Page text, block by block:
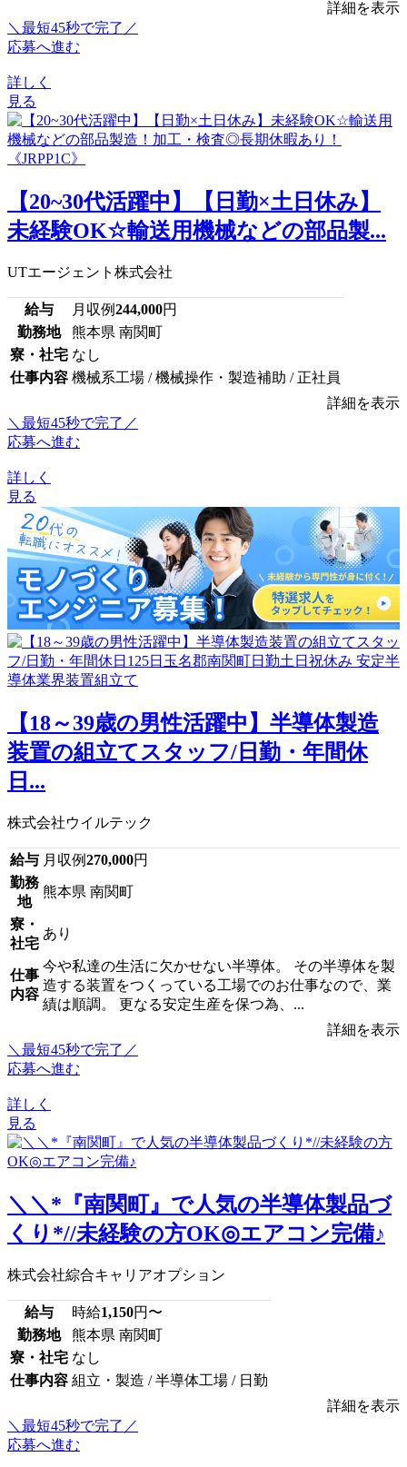
詳細を表示
＼最短45秒で完了／
応募へ進む
詳しく
見る
【20~30代活躍中】【日勤×土日休み】
未経験OK☆輸送用機械などの部品製...
UTエージェント株式会社
給与 月収例244,000円
勤務地
熊本県 南関町
寮・社宅 なし
仕事内容 機械系工場 / 機械操作・製造補助 / 正社員
詳細を表示
＼最短45秒で完了／
応募へ進む
詳しく
見る
【18～39歳の男性活躍中】半導体製造
装置の組立てスタッフ/日勤・年間休
日...
株式会社ウイルテック
給与 月収例270,000円
勤務
地
熊本県 南関町
寮・
社宅
あり
仕事
内容
今や私達の生活に欠かせない半導体。 その半導体を製
造する装置をつくっている工場でのお仕事なので、業
績は順調。 更なる安定生産を保つ為、...
詳細を表示
＼最短45秒で完了／
応募へ進む
詳しく
見る
＼＼*『南関町』で人気の半導体製品づ
くり*//未経験の方OK◎エアコン完備♪
株式会社綜合キャリアオプション
給与 時給1,150円〜
勤務地
熊本県 南関町
寮・社宅 なし
仕事内容 組立・製造 / 半導体工場 / 日勤
詳細を表示
＼最短45秒で完了／
応募へ進む